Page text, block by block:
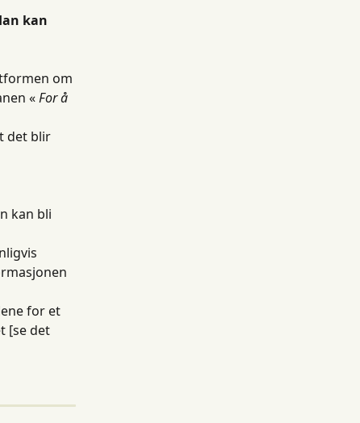
kan
« For å
kan bli
for et
[se det